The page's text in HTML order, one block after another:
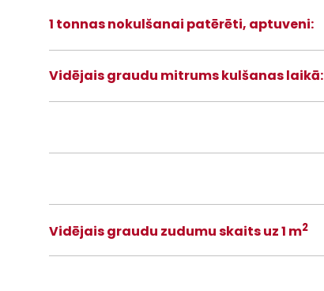
1 tonnas nokulšanai patērēti, aptuveni:
Vidējais graudu mitrums kulšanas laikā:
Vidējais graudu zudumu skaits uz 1 m2